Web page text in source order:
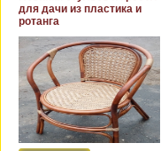
для дачи из пластика и
ротанга